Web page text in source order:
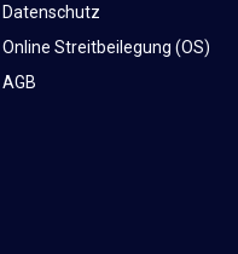
Datenschutz
Online Streitbeilegung (OS)
AGB